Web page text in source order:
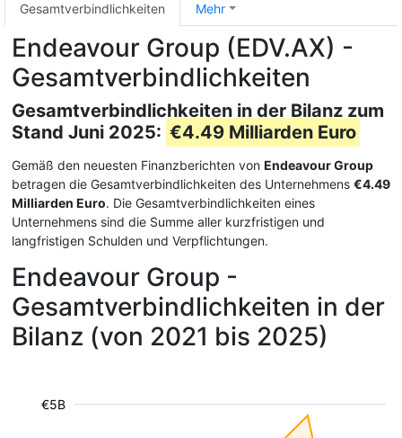
Gesamtverbindlichkeiten Mehr
Endeavour Group (EDV.AX) -
Gesamtverbindlichkeiten
Gesamtverbindlichkeiten in der Bilanz zum
Stand Juni 2025: €4.49 Milliarden Euro
Gemäß den neuesten Finanzberichten von Endeavour Group
betragen die Gesamtverbindlichkeiten des Unternehmens €4.49
Milliarden Euro. Die Gesamtverbindlichkeiten eines
Unternehmens sind die Summe aller kurzfristigen und
langfristigen Schulden und Verpflichtungen.
Endeavour Group -
Gesamtverbindlichkeiten in der
Bilanz (von 2021 bis 2025)
€5B